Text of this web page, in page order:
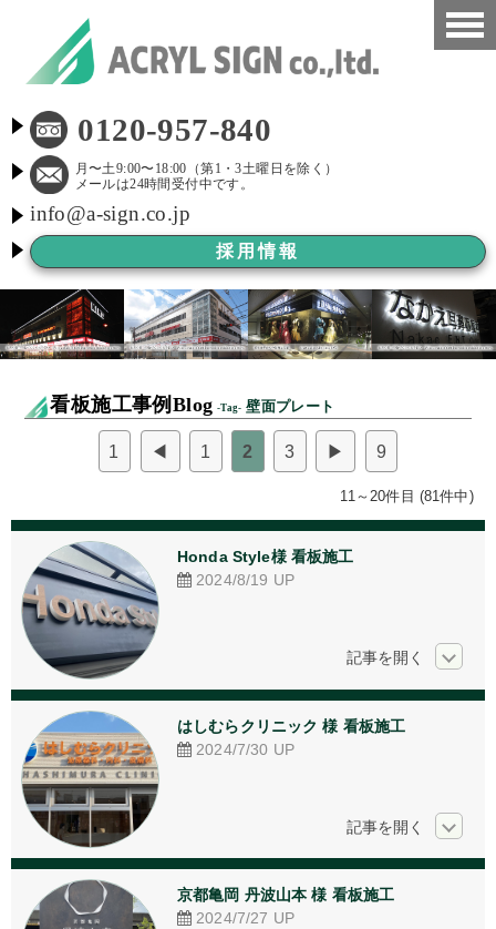
看板施工事例
会社概要
LED看板
看板施工ブログ
よくある質問
京都市新景観条例
看板Before After
看板デザイン
ご相談からの流れ
個人情報保護方針
0120-957-840
月〜土9:00〜18:00（第1・3土曜日を除く）
メールは24時間受付中です。
info@a-sign.co.jp
採用情報
看板施工事例Blog -Tag- 壁面プレート
1 ◀ 1 2 3 ▶ 9
11～20件目 (81件中)
Honda Style様 看板施工
2024/8/19 UP
はしむらクリニック 様 看板施工
2024/7/30 UP
京都亀岡 丹波山本 様 看板施工
2024/7/27 UP